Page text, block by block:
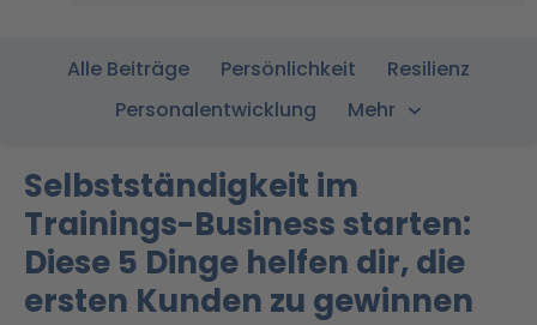
Alle Beiträge Persönlichkeit
Resilienz
Personalentwicklung
Mehr
Selbstständigkeit im
Trainings-Business starten:
Diese 5 Dinge helfen dir, die
ersten Kunden zu gewinnen